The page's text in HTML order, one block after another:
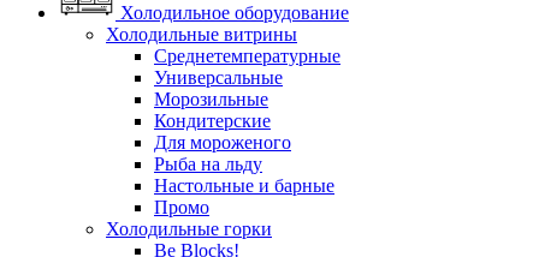
Холодильное оборудование
Холодильные витрины
Среднетемпературные
Универсальные
Морозильные
Кондитерские
Для мороженого
Рыба на льду
Настольные и барные
Промо
Холодильные горки
Be Blocks!